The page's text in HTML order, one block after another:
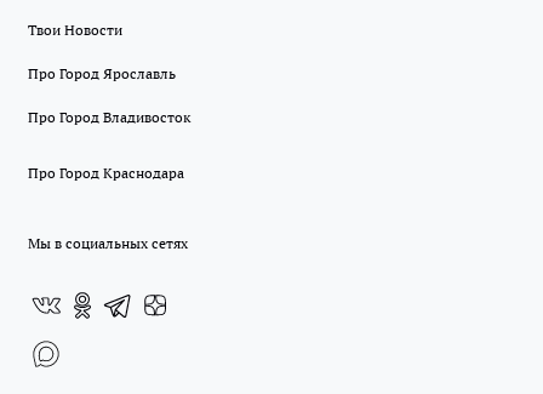
Твои Новости
Про Город Ярославль
Про Город Владивосток
Про Город Краснодара
Мы в социальных сетях